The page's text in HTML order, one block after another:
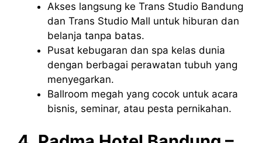
Akses langsung ke Trans Studio Bandung
dan Trans Studio Mall untuk hiburan dan
belanja tanpa batas.
Pusat kebugaran dan spa kelas dunia
dengan berbagai perawatan tubuh yang
menyegarkan.
Ballroom megah yang cocok untuk acara
bisnis, seminar, atau pesta pernikahan.